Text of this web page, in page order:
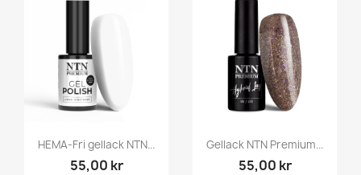
HEMA-Fri gellack NTN...
55,00 kr
Gellack NTN Premium...
55,00 kr